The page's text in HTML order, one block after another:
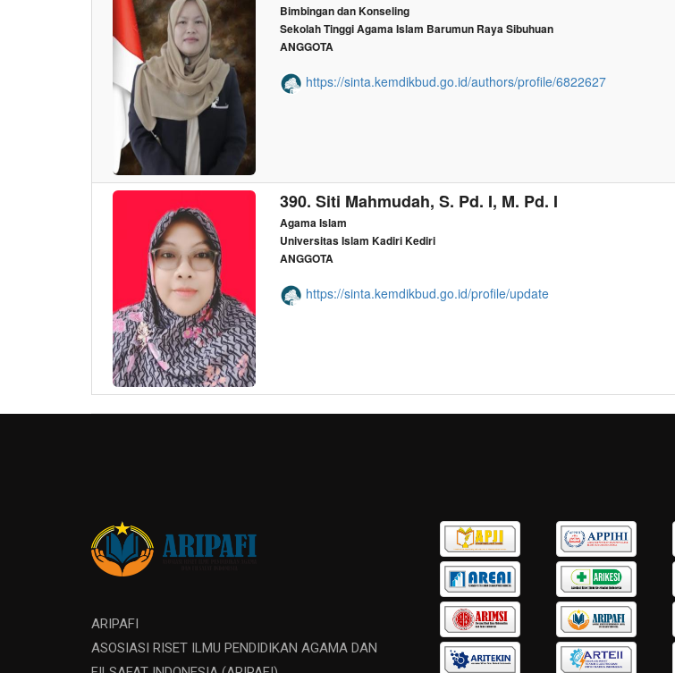
Bimbingan dan Konseling
Sekolah Tinggi Agama Islam Barumun Raya Sibuhuan
ANGGOTA
https://sinta.kemdikbud.go.id/authors/profile/6822627
390. Siti Mahmudah, S. Pd. I, M. Pd. I
Agama Islam
Universitas Islam Kadiri Kediri
ANGGOTA
https://sinta.kemdikbud.go.id/profile/update
ARIPAFI
ASOSIASI RISET ILMU PENDIDIKAN AGAMA DAN